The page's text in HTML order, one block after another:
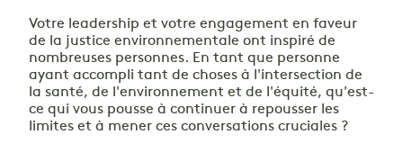
Votre leadership et votre engagement en faveur
de la justice environnementale ont inspiré de
nombreuses personnes. En tant que personne
ayant accompli tant de choses à l'intersection de
la santé, de l'environnement et de l'équité, qu'est-
ce qui vous pousse à continuer à repousser les
limites et à mener ces conversations cruciales ?